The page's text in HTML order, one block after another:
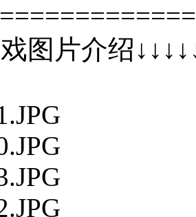
图片介绍